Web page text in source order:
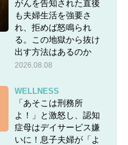
がんを告知された直後
も夫婦生活を強要さ
れ、拒めば怒鳴られ
る。この地獄から抜け
出す方法はあるのか
2026.08.08
WELLNESS
「あそこは刑務所
よ！」と激怒し、認知
症母はデイサービス嫌
いに！息子夫婦が「よ